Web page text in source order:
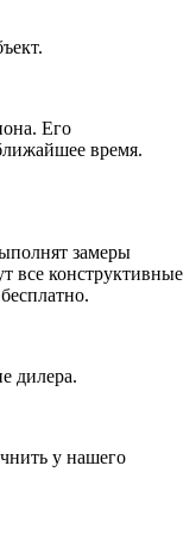
Его
время.
замеры
все конструктивные
дилера.
у нашего